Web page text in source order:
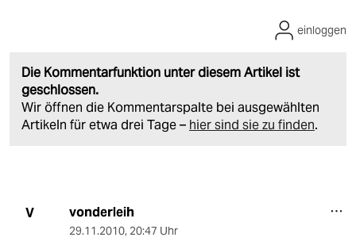
Die Kommentarfunktion unter diesem Artikel ist
geschlossen.
Wir öffnen die Kommentarspalte bei ausgewählten
Artikeln für etwa drei Tage – hier sind sie zu finden.
einloggen
V vonderleih
29.11.2010, 20:47 Uhr